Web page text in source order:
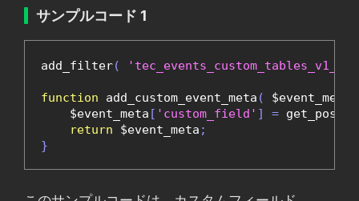
サンプルコード 1
add_filter(
function add_custom_event_meta ( $event_meta
    $event_meta
[ 'custom_field' ] =
return $event_meta ;
}